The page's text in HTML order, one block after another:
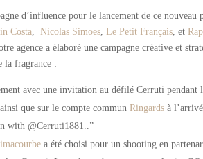
d’influence pour le lancement de ce
Costa ,Nicolas Simoes Le Petit Français , et
agence a élaboré une campagne créative et
la fragrance :
avec une invitation au défilé Cerruti pendant
que sur le compte communRingards à
with @Cerruti1881..”
a été choisi pour un shooting en